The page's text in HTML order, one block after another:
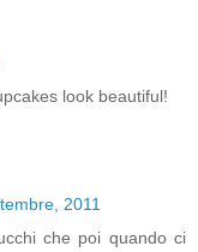
look beautiful!
2011
che poi quando ci